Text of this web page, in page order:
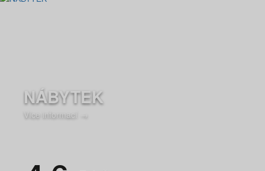
NÁBYTEK
Více informací →